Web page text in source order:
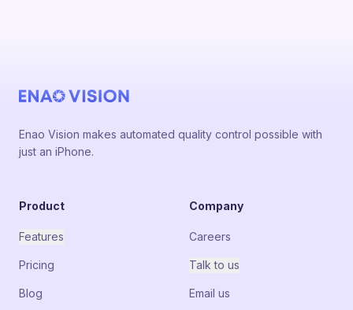
Enao Vision makes automated quality control possible with
just an iPhone.
Product
Features
Pricing
Blog
Company
Careers
Talk to us
Email us